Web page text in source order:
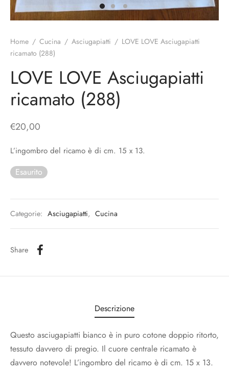
Home / Cucina / Asciugapiatti / LOVE LOVE Asciugapiatti
ricamato (288)
LOVE LOVE Asciugapiatti
ricamato (288)
€20,00
L’ingombro del ricamo è di cm. 15 x 13.
Esaurito
Categorie: Asciugapiatti, Cucina
Share
Descrizione
Questo asciugapiatti bianco è in puro cotone doppio ritorto,
tessuto davvero di pregio. Il cuore centrale ricamato è
davvero notevole! L’ingombro del ricamo è di cm. 15 x 13.
Speciali
Decorativi
Copricandela
Bimbe